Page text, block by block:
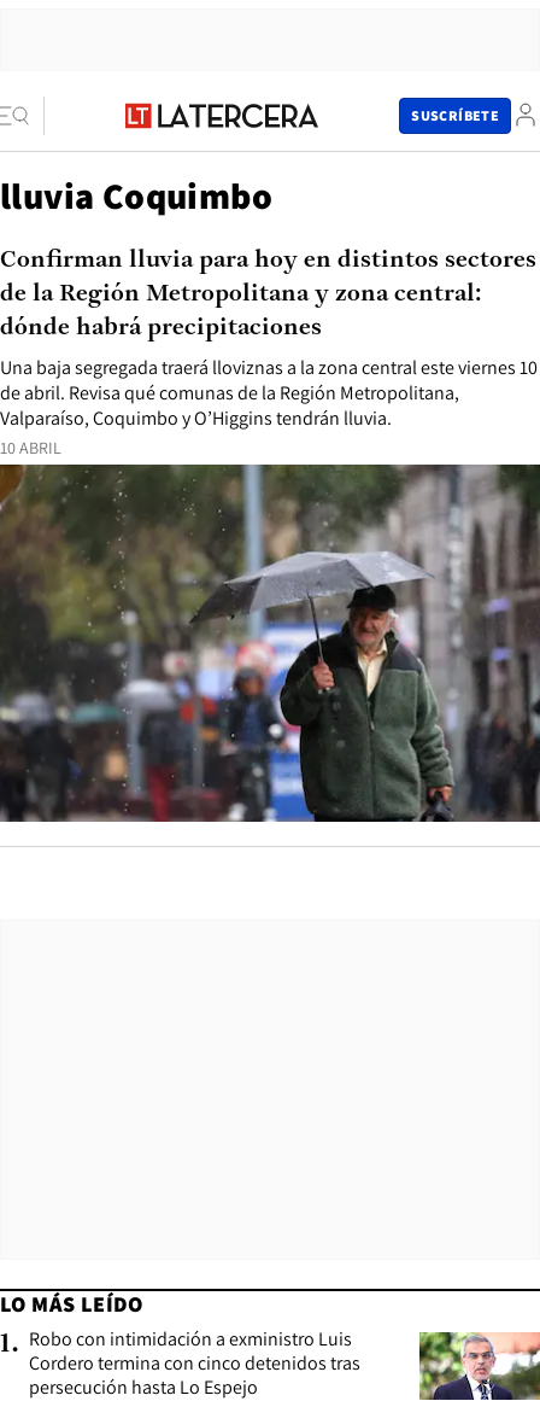
SUSCRÍBETE
lluvia Coquimbo
10 ABRIL
Una baja segregada traerá lloviznas a la zona central este viernes 10
de abril. Revisa qué comunas de la Región Metropolitana,
Valparaíso, Coquimbo y O’Higgins tendrán lluvia.
Confirman lluvia para hoy en distintos sectores
de la Región Metropolitana y zona central:
dónde habrá precipitaciones
LO MÁS LEÍDO
1. Robo con intimidación a exministro Luis
Cordero termina con cinco detenidos tras
persecución hasta Lo Espejo